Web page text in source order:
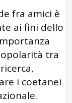
fra amici è
ai fini dello
tra
i coetanei